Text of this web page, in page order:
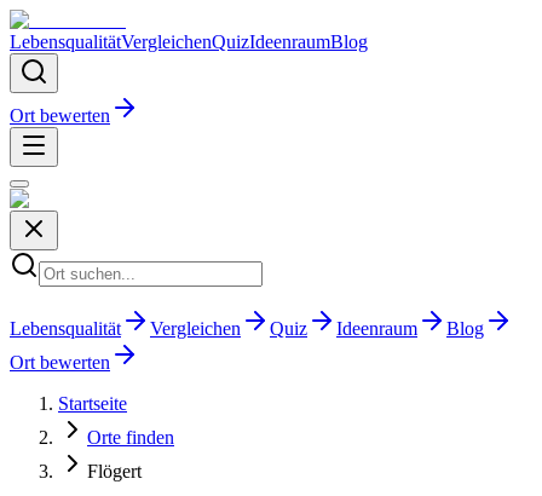
LebensqualitätVergleichenQuizIdeenraumBlog
Ort bewerten
Lebensqualität Vergleichen Quiz Ideenraum
Blog
Ort bewerten
Startseite
Orte finden
Flögert